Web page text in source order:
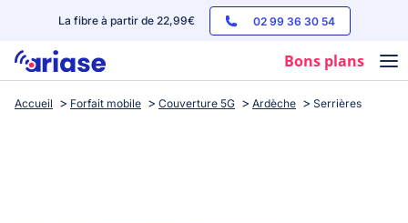
La fibre à partir de 22,99€ 02 99 36 30 54
Bons plans
Box internet
Accueil Forfait mobile Couverture 5G Ardèche Serrières